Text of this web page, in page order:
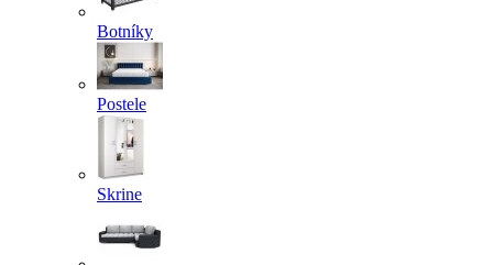
Botníky
Postele
Skrine